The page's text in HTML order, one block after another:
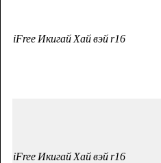
iFree Икигай Хай вэй r16
iFree Икигай Хай вэй r16